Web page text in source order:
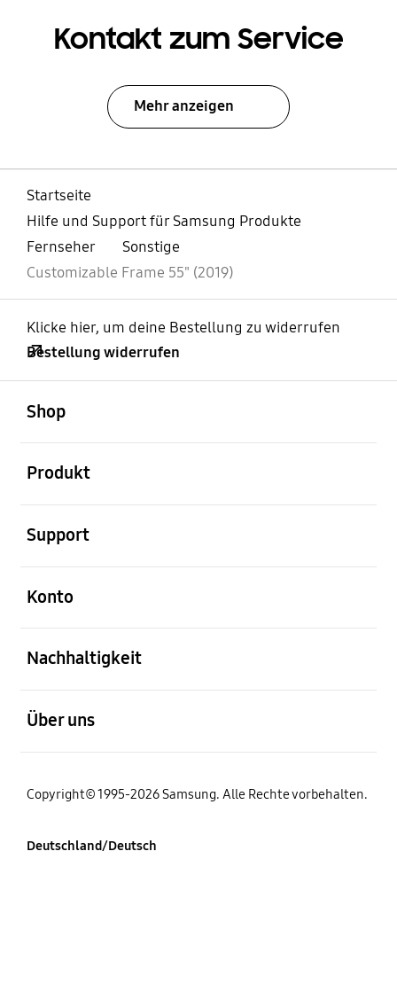
Kontakt zum Service
Mehr anzeigen
Startseite
Hilfe und Support für Samsung Produkte
Fernseher
Sonstige
Customizable Frame 55" (2019)
Klicke hier, um deine Bestellung zu widerrufen
Bestellung widerrufen
Shop
Produkt
Support
Konto
Nachhaltigkeit
Über uns
Copyright© 1995-2026 Samsung. Alle Rechte vorbehalten.
Deutschland/Deutsch